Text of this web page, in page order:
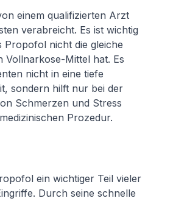
einem qualifizierten Arzt
verabreicht. Es ist wichtig
Propofol nicht die gleiche
Vollnarkose-Mittel hat. Es
nicht in eine tiefe
sondern hilft nur bei der
Schmerzen und Stress
Prozedur.
ein wichtiger Teil vieler
Durch seine schnelle